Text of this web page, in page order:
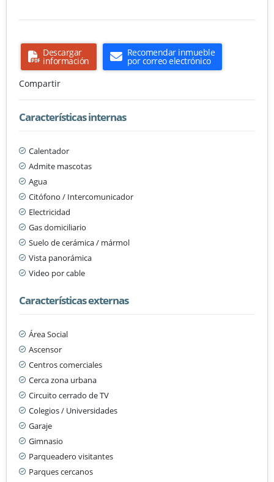
Descargar
información
Recomendar inmueble
por correo electrónico
Compartir
Características internas
Calentador
Admite mascotas
Agua
Citófono / Intercomunicador
Electricidad
Gas domiciliario
Suelo de cerámica / mármol
Vista panorámica
Video por cable
Características externas
Área Social
Ascensor
Centros comerciales
Cerca zona urbana
Circuito cerrado de TV
Colegios / Universidades
Garaje
Gimnasio
Parqueadero visitantes
Parques cercanos